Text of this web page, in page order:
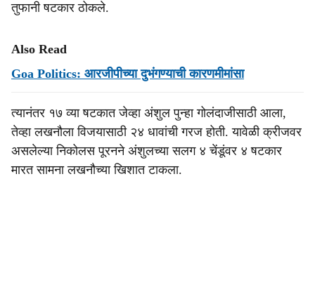
तुफानी षटकार ठोकले.
Also Read
Goa Politics: आरजीपीच्या दुभंगण्याची कारणमीमांसा
त्यानंतर १७ व्या षटकात जेव्हा अंशुल पुन्हा गोलंदाजीसाठी आला,
तेव्हा लखनौला विजयासाठी २४ धावांची गरज होती. यावेळी क्रीजवर
असलेल्या निकोलस पूरनने अंशुलच्या सलग ४ चेंडूंवर ४ षटकार
मारत सामना लखनौच्या खिशात टाकला.